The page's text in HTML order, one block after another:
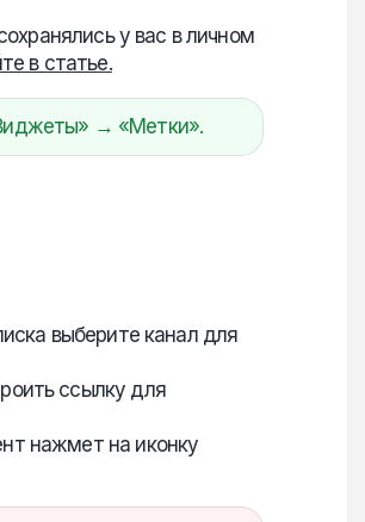
у вас в личном
в статье.
→ «Метки».
выберите канал для
ссылку для
нажмет на иконку